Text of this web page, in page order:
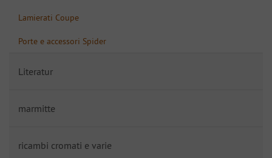
Lamierati Coupe
Porte e accessori Spider
Literatur
marmitte
ricambi cromati e varie